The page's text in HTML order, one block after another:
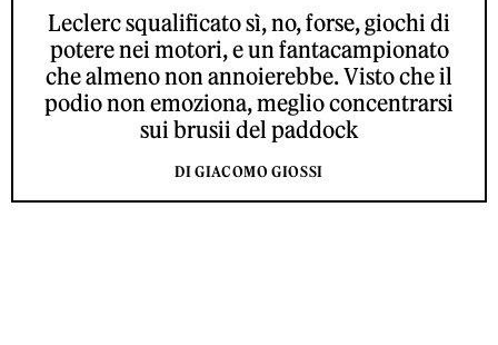
Leclerc squalificato sì, no, forse, giochi di
potere nei motori, e un fantacampionato
che almeno non annoierebbe. Visto che il
podio non emoziona, meglio concentrarsi
sui brusii del paddock
DI GIACOMO GIOSSI